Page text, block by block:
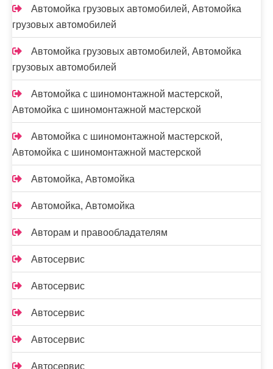
Автомойка грузовых автомобилей, Автомойка
грузовых автомобилей
Автомойка грузовых автомобилей, Автомойка
грузовых автомобилей
Автомойка с шиномонтажной мастерской,
Автомойка с шиномонтажной мастерской
Автомойка с шиномонтажной мастерской,
Автомойка с шиномонтажной мастерской
Автомойка, Автомойка
Автомойка, Автомойка
Авторам и правообладателям
Автосервис
Автосервис
Автосервис
Автосервис
Автосервис